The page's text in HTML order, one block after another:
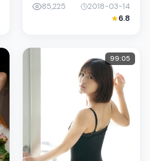
开。影片由毕赣掌舵，宋
康昊、凤小岳联合出演；
市纹理紧密...
85,225
2018-03-14
6.8
99:05